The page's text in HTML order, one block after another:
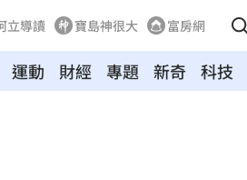
立導讀 寶島神很大 富房網
運動 財經 專題 新奇 科技